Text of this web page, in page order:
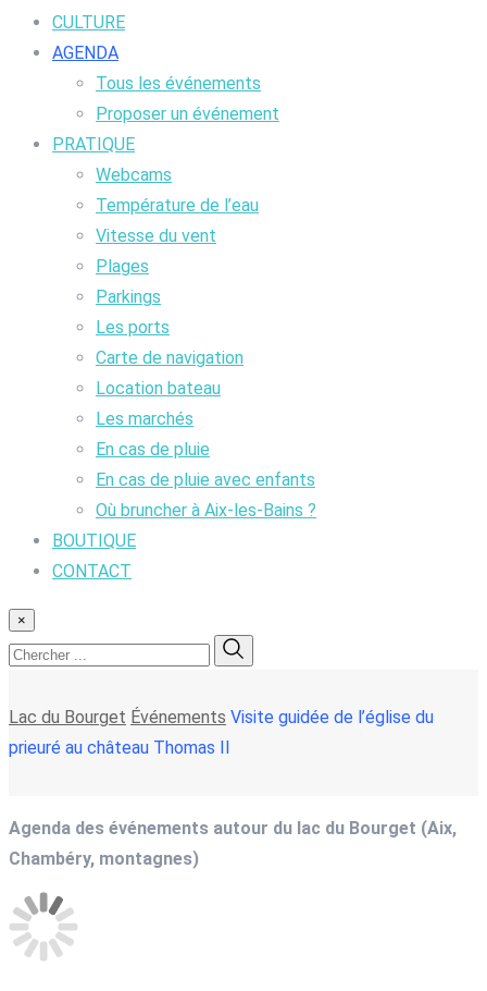
CULTURE
AGENDA
Tous les événements
Proposer un événement
PRATIQUE
Webcams
Température de l’eau
Vitesse du vent
Plages
Parkings
Les ports
Carte de navigation
Location bateau
Les marchés
En cas de pluie
En cas de pluie avec enfants
Où bruncher à Aix-les-Bains ?
BOUTIQUE
CONTACT
×
Lac du Bourget Événements Visite guidée de l’église du
prieuré au château Thomas II
Agenda des événements autour du lac du Bourget (Aix,
Chambéry, montagnes)